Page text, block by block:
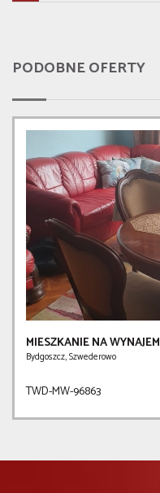
PODOBNE OFERTY
MIESZKANIE NA WYNAJEM
Bydgoszcz, Szwederowo
TWD-MW-96863